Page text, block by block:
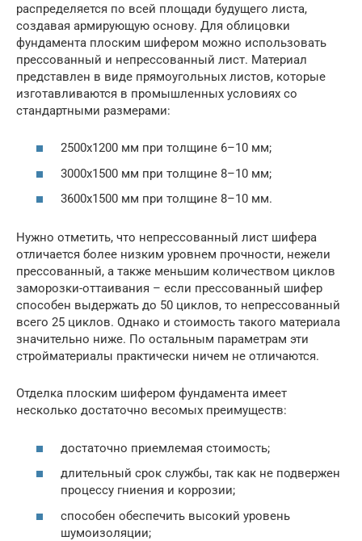
распределяется по всей площади будущего листа,
создавая армирующую основу. Для облицовки
фундамента плоским шифером можно использовать
прессованный и непрессованный лист. Материал
представлен в виде прямоугольных листов, которые
изготавливаются в промышленных условиях со
стандартными размерами:
2500х1200 мм при толщине 6–10 мм;
3000х1500 мм при толщине 8–10 мм;
3600х1500 мм при толщине 8–10 мм.
Нужно отметить, что непрессованный лист шифера
отличается более низким уровнем прочности, нежели
прессованный, а также меньшим количеством циклов
заморозки-оттаивания – если прессованный шифер
способен выдержать до 50 циклов, то непрессованный
всего 25 циклов. Однако и стоимость такого материала
значительно ниже. По остальным параметрам эти
стройматериалы практически ничем не отличаются.
Отделка плоским шифером фундамента имеет
несколько достаточно весомых преимуществ:
достаточно приемлемая стоимость;
длительный срок службы, так как не подвержен
процессу гниения и коррозии;
способен обеспечить высокий уровень
шумоизоляции;